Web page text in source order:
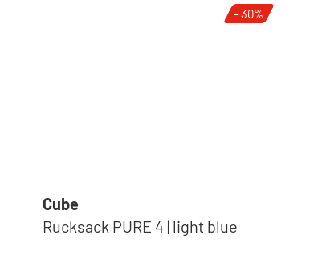
- 30%
Cube
Rucksack PURE 4 | light blue